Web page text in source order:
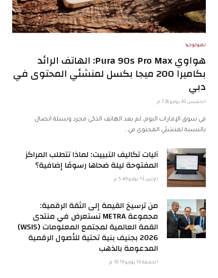
تكنولوجيا
هواوي Pura 90s Pro Max: الهاتف الرائد
بكاميرا 200 ميجا بكسل لمنشئي المحتوى في
دبي
الخميس 30 يوليو 7:26 م
في سوق الإمارات اليوم، لم يعد الهاتف الذكي مجرد وسيلة اتصال.
بالنسبة لمنشئي المحتوى في…
آليات تكاليف التبييت: لماذا تتطلب المراكز
المفتوحة ليلة ضحاها رسومًا إضافية؟
الإثنين 13 يوليو 5:49 م
من ترسيخ القيمة إلى الثقة الرقمية:
مجموعة METRA تستعرض في منتدى
القمة العالمية لمجتمع المعلومات (WSIS)
2026 بجنيف بنية تحتية للأصول الرقمية
المدعومة بالذهب
الجمعة 10 يوليو 10:19 م